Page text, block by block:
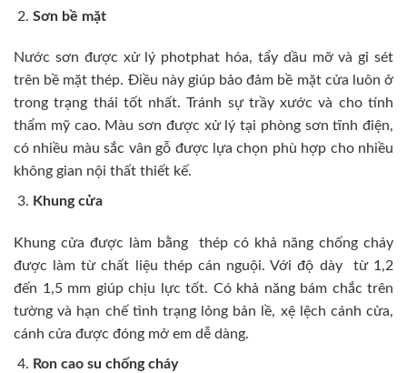
Sơn bề mặt
Nước sơn được xử lý photphat hóa, tẩy dầu mỡ và gỉ sét
trên bề mặt thép. Điều này giúp bảo đảm bề mặt cửa luôn ở
trong trạng thái tốt nhất. Tránh sự trầy xước và cho tính
thẩm mỹ cao. Màu sơn được xử lý tại phòng sơn tĩnh điện,
có nhiều màu sắc vân gỗ được lựa chọn phù hợp cho nhiều
không gian nội thất thiết kế.
Khung cửa
Khung cửa được làm bằng thép có khả năng chống cháy
được làm từ chất liệu thép cán nguội. Với độ dày từ 1,2
đến 1,5 mm giúp chịu lực tốt. Có khả năng bám chắc trên
tường và hạn chế tình trạng lỏng bản lề, xệ lệch cánh cửa,
cánh cửa được đóng mở em dễ dàng.
Ron cao su chống cháy